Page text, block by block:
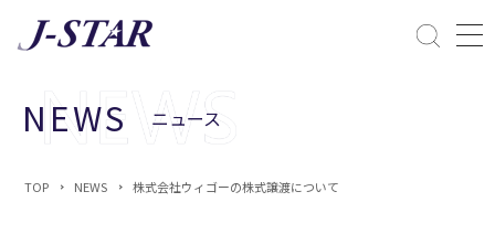
課題解決
ESGへの配慮
NEWS ニュース
TOP NEWS 株式会社ウィゴーの株式譲渡について